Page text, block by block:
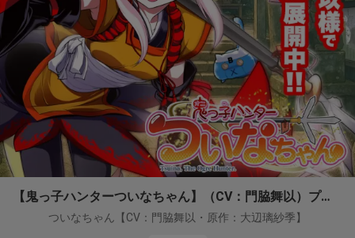
【鬼っ子ハンターついなちゃん】（CV：門脇舞以）プロジェクト！
ついなちゃん【CV：門脇舞以・原作：大辺璃紗季】